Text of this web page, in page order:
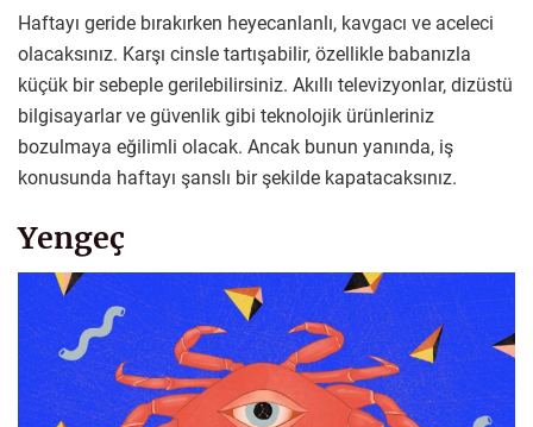
Haftayı geride bırakırken heyecanlanlı, kavgacı ve aceleci
olacaksınız. Karşı cinsle tartışabilir, özellikle babanızla
küçük bir sebeple gerilebilirsiniz. Akıllı televizyonlar, dizüstü
bilgisayarlar ve güvenlik gibi teknolojik ürünleriniz
bozulmaya eğilimli olacak. Ancak bunun yanında, iş
konusunda haftayı şanslı bir şekilde kapatacaksınız.
Yengeç